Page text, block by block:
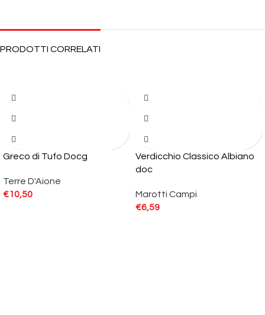
PRODOTTI CORRELATI
Greco di Tufo Docg
Terre D'Aione
€10,50
Verdicchio Classico Albiano
doc
Marotti Campi
€6,59